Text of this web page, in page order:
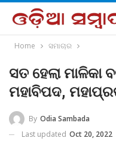
Home ସମାଚାର
ସତ ହେଲା ମାଳିକା
ମହାବିପଦ,
By Odia Sambada
Last updated Oct 20, 2022